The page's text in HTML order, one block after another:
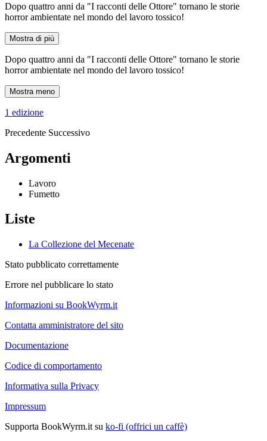
Dopo quattro anni da "I racconti delle Ottore" tornano le storie
horror ambientate nel mondo del lavoro tossico!
Mostra di più
Dopo quattro anni da "I racconti delle Ottore" tornano le storie
horror ambientate nel mondo del lavoro tossico!
Mostra meno
1 edizione
Precedente Successivo
Argomenti
Lavoro
Fumetto
Liste
La Collezione del Mecenate
Stato pubblicato correttamente
Errore nel pubblicare lo stato
Informazioni su BookWyrm.it
Contatta amministratore del sito
Documentazione
Codice di comportamento
Informativa sulla Privacy
Impressum
Supporta BookWyrm.it su ko-fi (offrici un caffè)